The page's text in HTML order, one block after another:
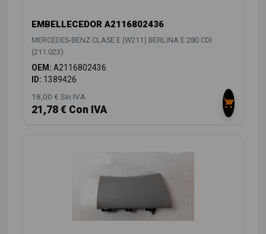
EMBELLECEDOR A2116802436
MERCEDES-BENZ CLASE E (W211) BERLINA E 280 CDI
(211.023)
OEM: A2116802436
ID: 1389426
18,00 € Sin IVA
21,78 € Con IVA